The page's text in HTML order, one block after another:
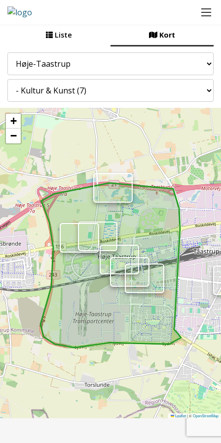
Liste Kort
+
−
Leaflet|©OpenStreetMap